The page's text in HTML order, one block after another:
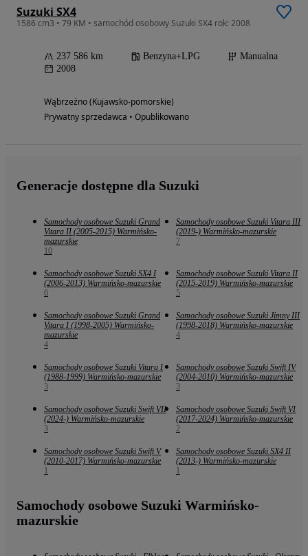
Suzuki SX4
1586 cm3 • 79 KM • samochód osobowy Suzuki SX4 rok: 2008
237 586 km Benzyna+LPG
Manualna
2008
Wąbrzeźno (Kujawsko-pomorskie)
Prywatny sprzedawca • Opublikowano
Generacje dostępne dla Suzuki
Samochody osobowe Suzuki Grand
Vitara II (2005-2015) Warmińsko-
mazurskie
10
Samochody osobowe Suzuki Vitara III
(2019-) Warmińsko-mazurskie
7
Samochody osobowe Suzuki SX4 I
(2006-2013) Warmińsko-mazurskie
6
Samochody osobowe Suzuki Vitara II
(2015-2019) Warmińsko-mazurskie
5
Samochody osobowe Suzuki Grand
Vitara I (1998-2005) Warmińsko-
mazurskie
4
Samochody osobowe Suzuki Jimny III
(1998-2018) Warmińsko-mazurskie
4
Samochody osobowe Suzuki Vitara I
(1988-1999) Warmińsko-mazurskie
3
Samochody osobowe Suzuki Swift IV
(2004-2010) Warmińsko-mazurskie
3
Samochody osobowe Suzuki Swift VII
(2024-) Warmińsko-mazurskie
3
Samochody osobowe Suzuki Swift VI
(2017-2024) Warmińsko-mazurskie
2
Samochody osobowe Suzuki Swift V
(2010-2017) Warmińsko-mazurskie
1
Samochody osobowe Suzuki SX4 II
(2013-) Warmińsko-mazurskie
1
Samochody osobowe Suzuki Warmińsko-
mazurskie